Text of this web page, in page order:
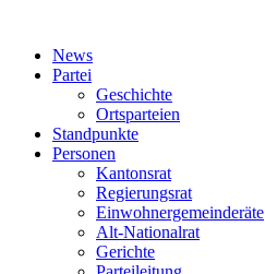
News
Partei
Geschichte
Ortsparteien
Standpunkte
Personen
Kantonsrat
Regierungsrat
Einwohnergemeinderäte
Alt-Nationalrat
Gerichte